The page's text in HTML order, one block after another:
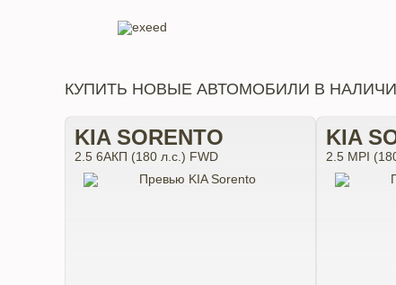
КУПИТЬ НОВЫЕ АВТОМОБИЛИ В
KIA SORENTO
2.5 6АКП (180 л.с.) FWD
KIA
2.5 MPI